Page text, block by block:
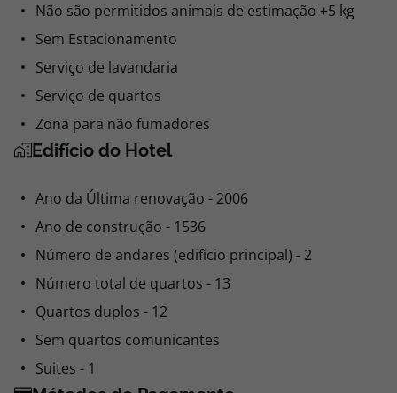
Não são permitidos animais de estimação +5 kg
Sem Estacionamento
Serviço de lavandaria
Serviço de quartos
Zona para não fumadores
Edifício do Hotel
Ano da Última renovação - 2006
Ano de construção - 1536
Número de andares (edifício principal) - 2
Número total de quartos - 13
Quartos duplos - 12
Sem quartos comunicantes
Suites - 1